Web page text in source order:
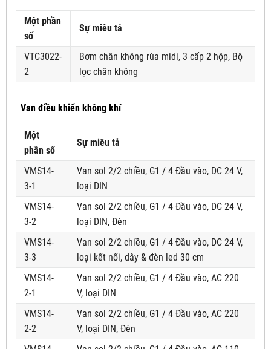
Một phần
số
Sự miêu tả
VTC3022-
2
Bơm chân không rùa midi, 3 cấp 2 hộp, Bộ
lọc chân không
Van điều khiển không khí
Một
phần số
Sự miêu tả
VMS14-
3-1
Van sol 2/2 chiều, G1 / 4 Đầu vào, DC 24 V,
loại DIN
VMS14-
3-2
Van sol 2/2 chiều, G1 / 4 Đầu vào, DC 24 V,
loại DIN, Đèn
VMS14-
3-3
Van sol 2/2 chiều, G1 / 4 Đầu vào, DC 24 V,
loại kết nối, dây & đèn led 30 cm
VMS14-
2-1
Van sol 2/2 chiều, G1 / 4 Đầu vào, AC 220
V, loại DIN
VMS14-
2-2
Van sol 2/2 chiều, G1 / 4 Đầu vào, AC 220
V, loại DIN, Đèn